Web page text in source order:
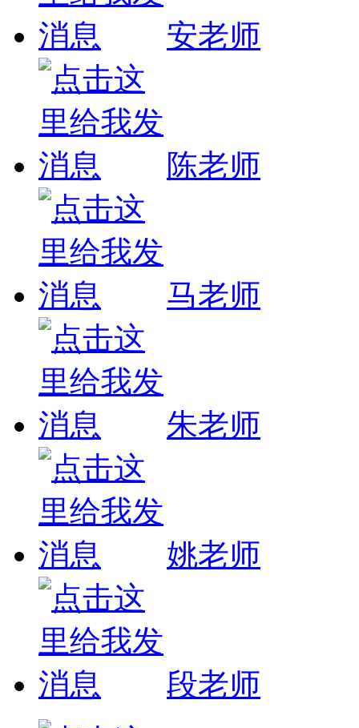
安老师
陈老师
马老师
朱老师
姚老师
段老师